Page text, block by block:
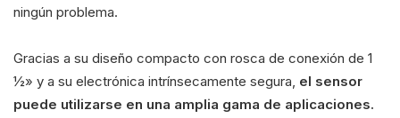
ningún problema.
Gracias a su diseño compacto con rosca de conexión de 1
½» y a su electrónica intrínsecamente segura, el sensor
puede utilizarse en una amplia gama de aplicaciones.